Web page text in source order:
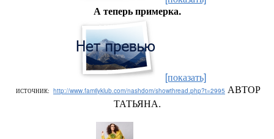
А теперь примерка.
[показать]
ИСТОЧНИК: http://www.familyklub.com/nashdom/showthread.php?t=2995 АВТОР
ТАТЬЯНА.